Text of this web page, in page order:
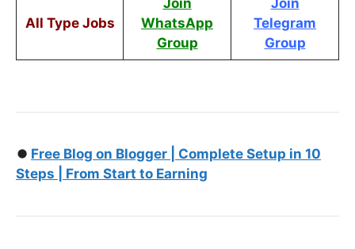
All Type Jobs
WhatsApp
Group
Telegram
Group
⏺️ Free Blog on Blogger | Complete Setup in 10
Steps | From Start to Earning